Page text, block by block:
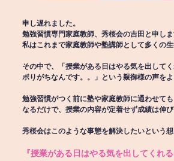
申し遅れました。
勉強習慣専門家庭教師、秀桜会の吉田と申しま
私はこれまで家庭教師や塾講師として多くの生
その中で、「授業がある日はやる気を出して
ボりがちなんです。。」という親御様の声をよ
勉強習慣がつく前に塾や家庭教師に通わせて
なるだけで、授業の内容が定着せず成績は伸び
秀桜会はこのような事態を解決したいという想
『授業がある日はやる気を出してくれ